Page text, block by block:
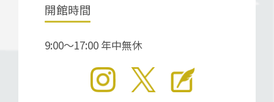
開館時間
9:00～17:00 年中無休